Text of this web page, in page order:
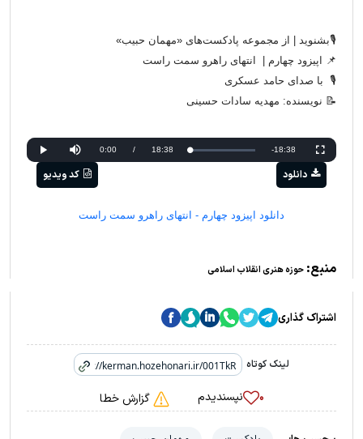
🎙بشنوید | از مجموعه پادکست‌های «مهمان حبیب»
📌 اپیزود چهارم | انتهای راهرو سمت راست
🎙 با صدای حامد عسکری
📝 نویسنده: مهدیه سادات حسینی
Play Mute Current
0:00 / Duration
18:38 Loaded:
0%
Progress:
0%
Remaining
Time
-18:38 Fullscreen
کد ویدیو دانلود
دانلود اپیزود چهارم - انتهای راهرو سمت راست
منبع: حوزه هنری انقلاب اسلامی
اشتراک گذاری
لینک کوتاه
۰ نپسندیدم گزارش خطا